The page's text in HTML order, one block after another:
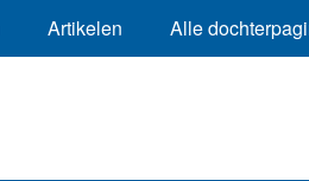
Artikelen Alle